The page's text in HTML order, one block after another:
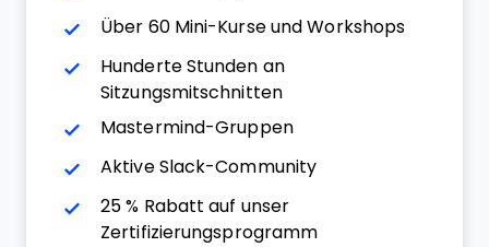
Über 60 Mini-Kurse und Workshops
Hunderte Stunden an
Sitzungsmitschnitten
Mastermind-Gruppen
Aktive Slack-Community
25 % Rabatt auf unser
Zertifizierungsprogramm